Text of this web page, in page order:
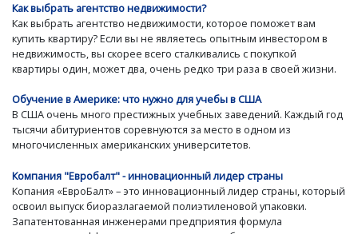
Как выбрать агентство недвижимости?
Как выбрать агентство недвижимости, которое поможет вам
купить квартиру? Если вы не являетесь опытным инвестором в
недвижимость, вы скорее всего сталкивались с покупкой
квартиры один, может два, очень редко три раза в своей жизни.
Обучение в Америке: что нужно для учебы в США
В США очень много престижных учебных заведений. Каждый год
тысячи абитуриентов соревнуются за место в одном из
многочисленных американских университетов.
Компания "Евробалт" - инновационный лидер страны
Копания «ЕвроБалт» – это инновационный лидер страны, который
освоил выпуск биоразлагаемой полиэтиленовой упаковки.
Запатентованная инженерами предприятия формула